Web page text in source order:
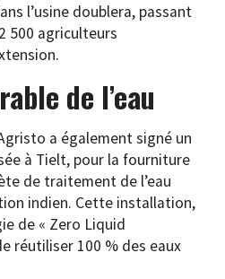
l’usine doublera, passant
500 agriculteurs
de l’eau
a également signé un
à Tielt, pour la fourniture
de traitement de l’eau
indien. Cette installation,
de « Zero Liquid
réutiliser 100 % des eaux